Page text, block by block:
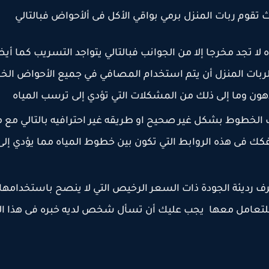
ربات المنزل برمي بواقي الأكل فى ألأحواض فبالتالي
تجد مخرجا إلا من الجوانب فبالتالي يتواجد التسريب كما
المنزل أن يتم استخدام المصافي في جميع الأحواض
وما إلى ذلك من المشكلات التي تؤدي إلى ترسب المياه
بشكل غير صحيح او طريقه غير احترافيه بالتالي مع
فى هذه الروابط التي تكون بين خطوط المياه مما يؤدي
الجودة ذات السعر الرخيص التي لا ينصح
معها يجب عليك أن تسأل شخص لديه خبره فى هذا